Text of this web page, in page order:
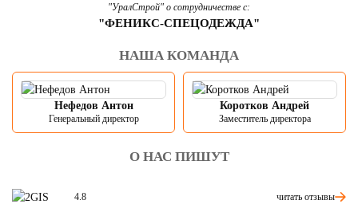
"УралСтрой" о сотрудничестве с:
"ФЕНИКС-СПЕЦОДЕЖДА"
НАША КОМАНДА
Нефедов Антон
Генеральный директор
Коротков Андрей
Заместитель директора
О НАС ПИШУТ
4.8 читать отзывы